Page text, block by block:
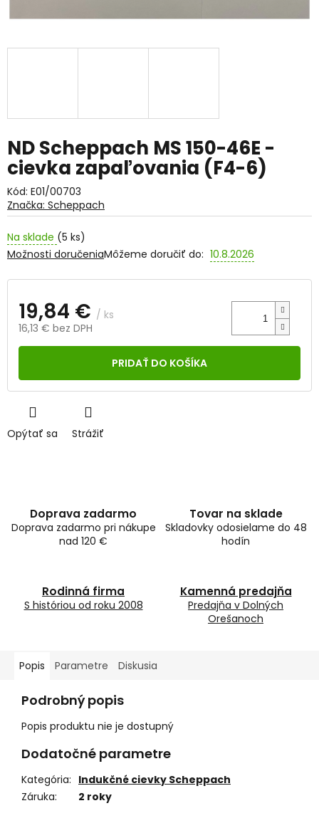
ND Scheppach MS 150-46E -
cievka zapaľovania (F4-6)
Kód: E01/00703
Na sklade (5 ks)
Môžeme doručiť do: 10.8.2026
Možnosti doručenia
19,84 € / ks
16,13 € bez DPH
Jednotková
PRIDAŤ DO KOŠÍKA
Opýtať sa Strážiť
Značka: Scheppach
Doprava zadarmo
Doprava zadarmo pri nákupe
nad 120 €
Tovar na sklade
Skladovky odosielame do 48
hodín
Rodinná firma
S históriou od roku 2008
Kamenná predajňa
Predajňa v Dolných
Orešanoch
Popis Parametre Diskusia
Podrobný popis
Popis produktu nie je dostupný
Dodatočné parametre
Kategória: Indukčné cievky Scheppach
Záruka: 2 roky